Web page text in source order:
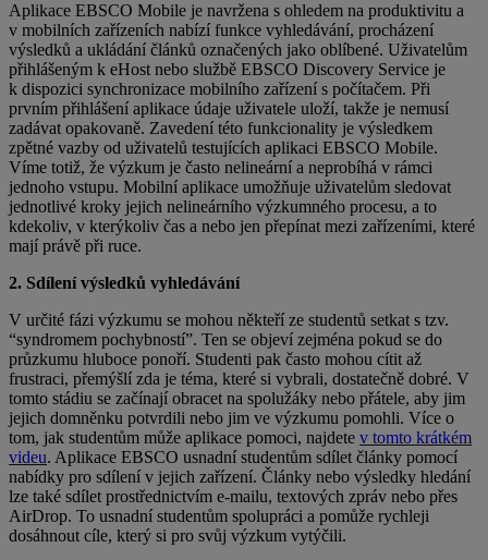
Aplikace EBSCO Mobile je navržena s ohledem na produktivitu a
v mobilních zařízeních nabízí funkce vyhledávání, procházení
výsledků a ukládání článků označených jako oblíbené. Uživatelům
přihlášeným k eHost nebo službě EBSCO Discovery Service je
k dispozici synchronizace mobilního zařízení s počítačem. Při
prvním přihlášení aplikace údaje uživatele uloží, takže je nemusí
zadávat opakovaně. Zavedení této funkcionality je výsledkem
zpětné vazby od uživatelů testujících aplikaci EBSCO Mobile.
Víme totiž, že výzkum je často nelineární a neprobíhá v rámci
jednoho vstupu. Mobilní aplikace umožňuje uživatelům sledovat
jednotlivé kroky jejich nelineárního výzkumného procesu, a to
kdekoliv, v kterýkoliv čas a nebo jen přepínat mezi zařízeními, které
mají právě při ruce.
2. Sdílení výsledků vyhledávání
V určité fázi výzkumu se mohou někteří ze studentů setkat s tzv.
“syndromem pochybností”. Ten se objeví zejména pokud se do
průzkumu hluboce ponoří. Studenti pak často mohou cítit až
frustraci, přemýšlí zda je téma, které si vybrali, dostatečně dobré. V
tomto stádiu se začínají obracet na spolužáky nebo přátele, aby jim
jejich domněnku potvrdili nebo jim ve výzkumu pomohli. Více o
tom, jak studentům může aplikace pomoci, najdete v tomto krátkém
videu. Aplikace EBSCO usnadní studentům sdílet články pomocí
nabídky pro sdílení v jejich zařízení. Články nebo výsledky hledání
lze také sdílet prostřednictvím e-mailu, textových zpráv nebo přes
AirDrop. To usnadní studentům spolupráci a pomůže rychleji
dosáhnout cíle, který si pro svůj výzkum vytýčili.